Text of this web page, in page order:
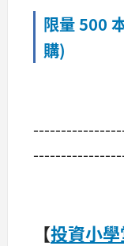
限量 500
購)
【投資小